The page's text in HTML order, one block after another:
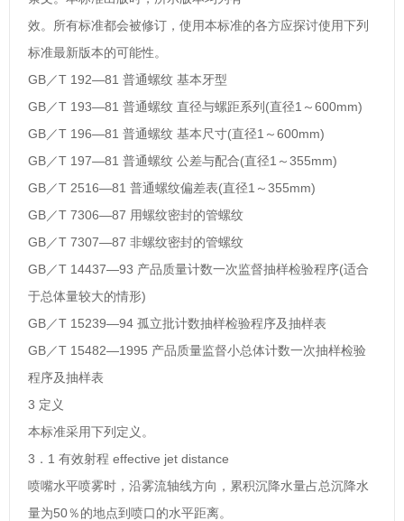
效。所有标准都会被修订，使用本标准的各方应探讨使用下列
标准最新版本的可能性。
GB／T 192—81 普通螺纹 基本牙型
GB／T 193—81 普通螺纹 直径与螺距系列(直径1～600mm)
GB／T 196—81 普通螺纹 基本尺寸(直径1～600mm)
GB／T 197—81 普通螺纹 公差与配合(直径1～355mm)
GB／T 2516—81 普通螺纹偏差表(直径1～355mm)
GB／T 7306—87 用螺纹密封的管螺纹
GB／T 7307—87 非螺纹密封的管螺纹
GB／T 14437—93 产品质量计数一次监督抽样检验程序(适合
于总体量较大的情形)
GB／T 15239—94 孤立批计数抽样检验程序及抽样表
GB／T 15482—1995 产品质量监督小总体计数一次抽样检验
程序及抽样表
3 定义
本标准采用下列定义。
3．1 有效射程 effective jet distance
喷嘴水平喷雾时，沿雾流轴线方向，累积沉降水量占总沉降水
量为50％的地点到喷口的水平距离。